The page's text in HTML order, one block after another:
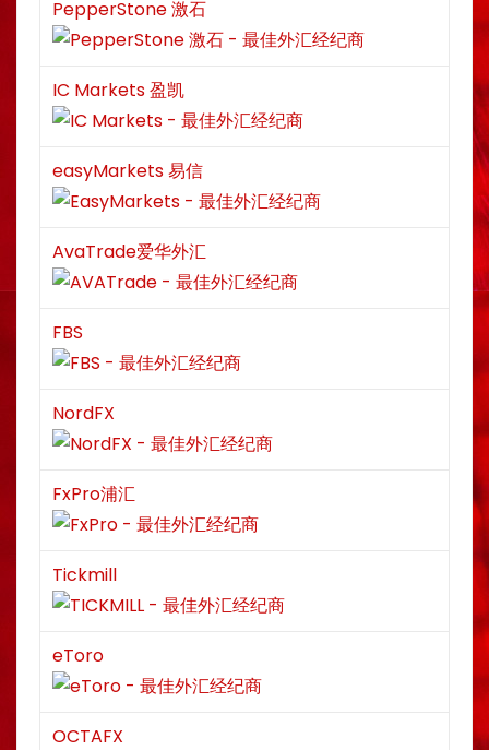
PepperStone 激石
IC Markets 盈凯
easyMarkets 易信
AvaTrade爱华外汇
FBS
NordFX
FxPro浦汇
Tickmill
eToro
OCTAFX